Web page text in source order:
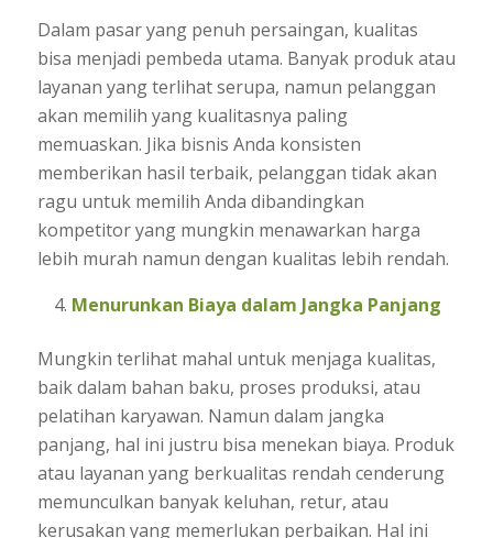
Dalam pasar yang penuh persaingan, kualitas
bisa menjadi pembeda utama. Banyak produk atau
layanan yang terlihat serupa, namun pelanggan
akan memilih yang kualitasnya paling
memuaskan. Jika bisnis Anda konsisten
memberikan hasil terbaik, pelanggan tidak akan
ragu untuk memilih Anda dibandingkan
kompetitor yang mungkin menawarkan harga
lebih murah namun dengan kualitas lebih rendah.
Menurunkan Biaya dalam Jangka Panjang
Mungkin terlihat mahal untuk menjaga kualitas,
baik dalam bahan baku, proses produksi, atau
pelatihan karyawan. Namun dalam jangka
panjang, hal ini justru bisa menekan biaya. Produk
atau layanan yang berkualitas rendah cenderung
memunculkan banyak keluhan, retur, atau
kerusakan yang memerlukan perbaikan. Hal ini